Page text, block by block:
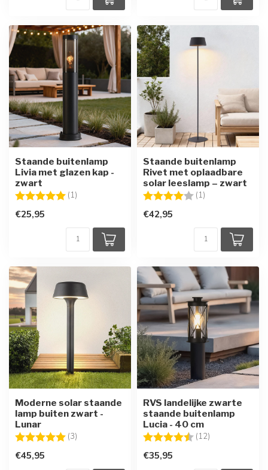
Staande buitenlamp
Livia met glazen kap -
zwart
Beoordeling: (1)
€25,95
Staande buitenlamp
Rivet met oplaadbare
solar leeslamp – zwart
Beoordeling: (1)
€42,95
Moderne solar staande
lamp buiten zwart -
Lunar
Beoordeling: (3)
€45,95
RVS landelijke zwarte
staande buitenlamp
Lucia - 40 cm
Beoordeling: (12)
€35,95